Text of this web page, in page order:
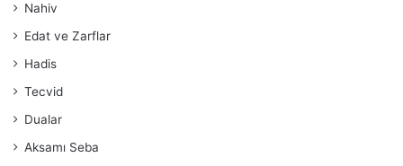
Nahiv
Edat ve Zarflar
Hadis
Tecvid
Dualar
Aksamı Seba